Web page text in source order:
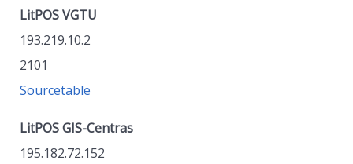
LitPOS VGTU
193.219.10.2
2101
Sourcetable
LitPOS GIS-Centras
195.182.72.152